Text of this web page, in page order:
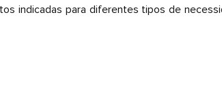
indicadas para diferentes tipos de